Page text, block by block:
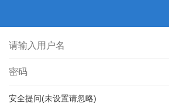
安全提问(未设置请忽略)